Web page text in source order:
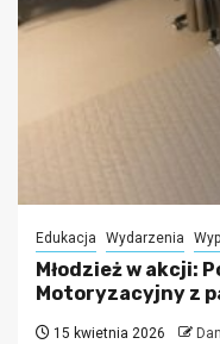
Edukacja Wydarzenia
Młodzież w akcji:
Motoryzacyjny z
15 kwietnia 2026